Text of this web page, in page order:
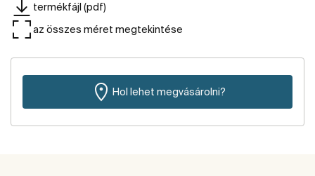
termékfájl (pdf)
az összes méret megtekintése
Hol lehet megvásárolni?